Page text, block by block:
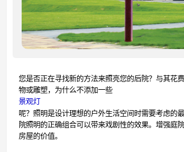
您是否正在寻找新的方法来照亮您的后院？与其花
物或雕塑，为什么不添加一些
景观灯
呢？照明是设计理想的户外生活空间时需要考虑的
院照明的正确组合可以带来戏剧性的效果。增强庭
房屋的价值。